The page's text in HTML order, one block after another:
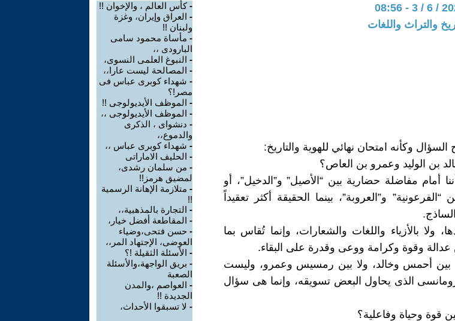
والتراث واللغات
وكأنه امتحان نهائي للهوية والتاريخ:
بن الوليد وعمرو بن العاص؟
أمام مفاضلة حضارية بين “الأصيل” و”الدخيل”، أو
“الفرعونية” و”العروبة”، بينما الحقيقة أكثر تعقيداً
ولا بالأزياء واللغات والشعارات، وإنما تُقاس بما
عدالة وقوة وكرامة ووعى وقدرة على البقاء.
بين أحمس وخالد، ولا بين رمسيس وعمرو، وليست
الذى يحاول البعض تسويقه، وإنما هى سؤال
قوة وحياة وفاعلية؟
-كأس العالم ، والإخوان !!
- العراق وإيران، وغزة
ولبنان !!
- مأساة محمود سامى
البارودى ،،
- النبوغ العلمى النسوى،
- المصالحة ليست عارا،،
- شهداء كوبرى عباس فى
مصر!؟
- الموظف الأيديولوجى !!
- الموظف الأيديولوجى ،،
- دنشواى ، الذكرى
والدموع،،
- شهداء كوبرى عباس ،،
- الحليف الاماراتى
- من سلمان رشدى،
لمضيق هرمز!!
- متلازمة الإهانة الرسمية
!!
- التجارة بالمذهبية،،
- المقاطعة أفضل خيار،
- حسن فتحى،وضياء
العوضى، الإجتهاد المر،،
- الأسئلة الثقيلة !؟
- بريق الواجهة،والأسئلة
الصعبة
- العواصم ،والمدن
الجديدة !!
- لا تسبقوا الأحداث،